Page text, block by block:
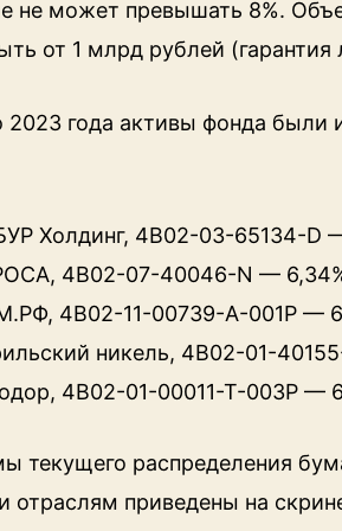
не может превышать 8%.
от 1 млрд рублей
2023 года активы фонда были
Холдинг, 4B02-03-65134-D
4B02-07-40046-N —
4B02-11-00739-A-001P —
никель, 4B02-01-
4B02-01-00011-T-003P —
текущего распределения
отраслям приведены на